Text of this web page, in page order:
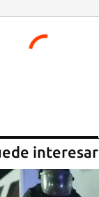
interesar